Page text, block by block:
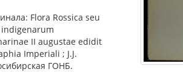
Flora Rossica seu
II augustae edidit
Imperiali ; J.J.
ГОНБ.